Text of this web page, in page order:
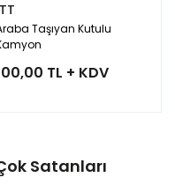
Taşıyan Kutulu
TL + KDV
Satanları